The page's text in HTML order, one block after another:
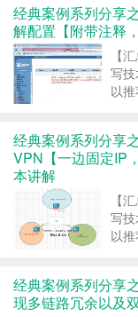
修改
路
经典案例系列分享
解配置【附带注释
【
写
以
修
路
经典案例系列分享
VPN【一边固定IP
本讲解
【
写
以
修
路
经典案例系列分享
现多链路冗余以及